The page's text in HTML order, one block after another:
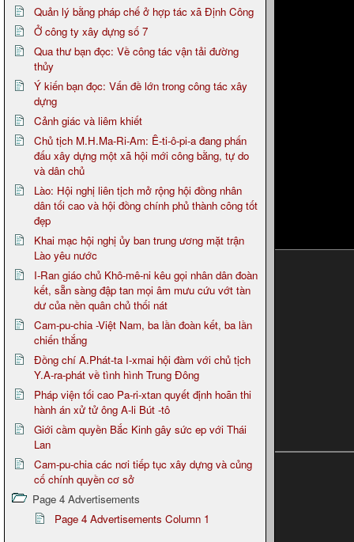
Quản lý bằng pháp chế ở hợp tác xã Định Công
Ở công ty xây dựng số 7
Qua thư bạn đọc: Về công tác vận tải đường
thủy
Ý kiến bạn đọc: Vấn đề lớn trong công tác xây
dựng
Cảnh giác và liêm khiết
Chủ tịch M.H.Ma-Ri-Am: Ê-ti-ô-pi-a đang phấn
đấu xây dựng một xã hội mới công bằng, tự do
và dân chủ
Lào: Hội nghị liên tịch mở rộng hội đồng nhân
dân tối cao và hội đồng chính phủ thành công tốt
đẹp
Khai mạc hội nghị ủy ban trung ương mặt trận
Lào yêu nước
I-Ran giáo chủ Khô-mê-ni kêu gọi nhân dân đoàn
kết, sẵn sàng đập tan mọi âm mưu cứu vớt tàn
dư của nền quân chủ thối nát
Cam-pu-chia -Việt Nam, ba lần đoàn kết, ba lần
chiến thắng
Đồng chí A.Phát-ta I-xmai hội đàm với chủ tịch
Y.A-ra-phát về tình hình Trung Đông
Pháp viện tối cao Pa-ri-xtan quyết định hoãn thi
hành án xử tử ông A-li Bút -tô
Giới cầm quyền Bắc Kinh gây sức ep với Thái
Lan
Cam-pu-chia các nơi tiếp tục xây dựng và củng
cố chính quyền cơ sở
Page 4 Advertisements
Page 4 Advertisements Column 1